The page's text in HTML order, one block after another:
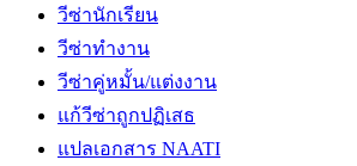
วีซ่านักเรียน
วีซ่าทำงาน
วีซ่าคู่หมั้น/แต่งงาน
แก้วีซ่าถูกปฏิเสธ
แปลเอกสาร NAATI